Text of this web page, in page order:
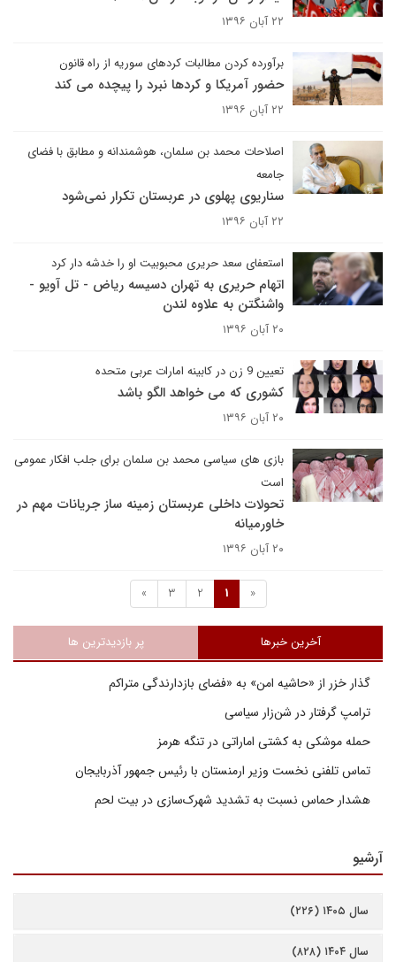
۲۲ آبان ۱۳۹۶
برآورده کردن مطالبات کردهای سوریه از راه قانون
حضور آمریکا و کردها نبرد را پیچده می کند
۲۲ آبان ۱۳۹۶
اصلاحات محمد بن سلمان، هوشمندانه و مطابق با فضای
جامعه
سناریوی پهلوی در عربستان تکرار نمی‌شود
۲۲ آبان ۱۳۹۶
استعفای سعد حریری محبوبیت او را خدشه دار کرد
اتهام حریری به تهران دسیسه ریاض - تل آویو -
واشنگتن به علاوه لندن
۲۰ آبان ۱۳۹۶
تعیین 9 زن در کابینه امارات عربی متحده
کشوری که می خواهد الگو باشد
۲۰ آبان ۱۳۹۶
بازی های سیاسی محمد بن سلمان برای جلب افکار عمومی
است
تحولات داخلی عربستان زمینه ساز جریانات مهم در
خاورمیانه
۲۰ آبان ۱۳۹۶
«
1
2
3
»
آخرین خبرها پر بازدیدترین ها
گذار خزر از «حاشیه امن» به «فضای بازدارندگی متراکم
ترامپ گرفتار در شن‌زار سیاسی
حمله موشکی به کشتی اماراتی در تنگه هرمز
تماس تلفنی نخست وزیر ارمنستان با رئیس جمهور آذربایجان
هشدار حماس نسبت به تشدید شهرک‌سازی در بیت‌ لحم
آرشیو
سال ۱۴۰۵ (۲۲۶)
سال ۱۴۰۴ (۸۲۸)